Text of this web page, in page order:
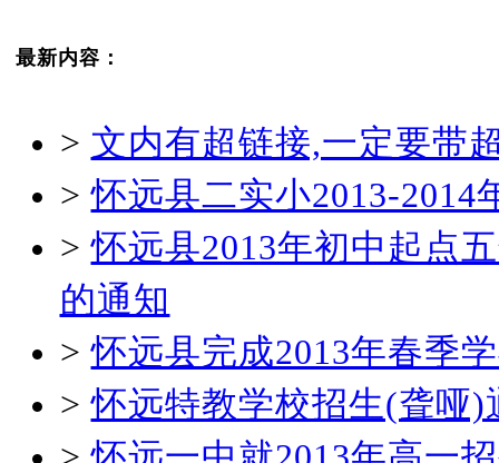
最新内容：
> 文内有超链接,一定要带
>怀远县二实小2013-2014
>怀远县2013年初中起点
的通知
>怀远县完成2013年春季
>怀远特教学校招生(聋哑)